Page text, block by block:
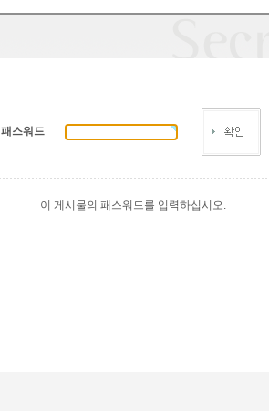
패스워드
이 게시물의 패스워드를 입력하십시오.